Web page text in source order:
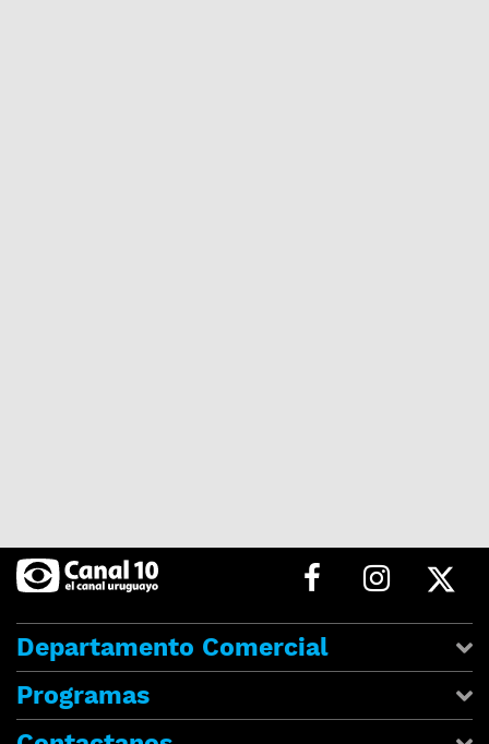
Departamento Comercial
Programas